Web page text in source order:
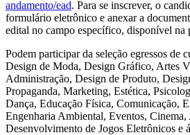
andamento/ead. Para se inscrever, o
formulário eletrônico e anexar a
edital no campo específico, disponível na
Podem participar da seleção egressos de
Design de Moda, Design Gráfico, Artes
Administração, Design de Produto,
Propaganda, Marketing, Estética,
Dança, Educação Física, Comunicação,
Engenharia Ambiental, Eventos,
Desenvolvimento de Jogos Eletrônicos e